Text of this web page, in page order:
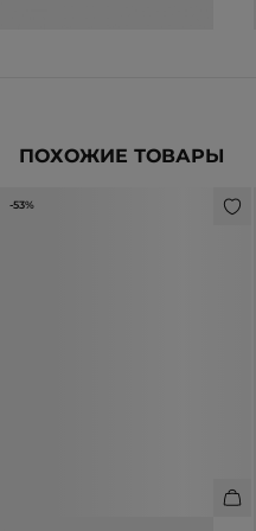
ПОХОЖИЕ ТОВАРЫ
-53%